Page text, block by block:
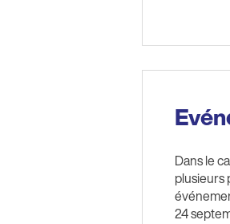
Dans le
plusieurs
24